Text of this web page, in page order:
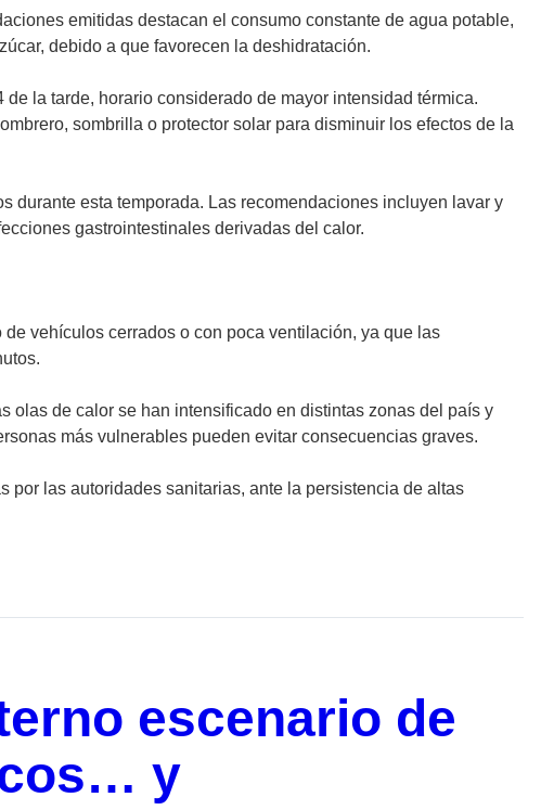
emitidas destacan el consumo constante de agua potable,
debido a que favorecen la deshidratación.
la tarde, horario considerado de mayor intensidad térmica.
sombrilla o protector solar para disminuir los efectos de la
durante esta temporada. Las recomendaciones incluyen lavar y
gastrointestinales derivadas del calor.
vehículos cerrados o con poca ventilación, ya que las
olas de calor se han intensificado en distintas zonas del país y
más vulnerables pueden evitar consecuencias graves.
por las autoridades sanitarias, ante la persistencia de altas
escenario de
y